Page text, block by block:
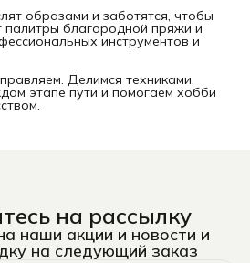
образами и заботятся, чтобы
палитры благородной пряжи и
инструментов и
Делимся техниками.
этапе пути и помогаем хобби
на рассылку
наши акции и новости и
на следующий заказ